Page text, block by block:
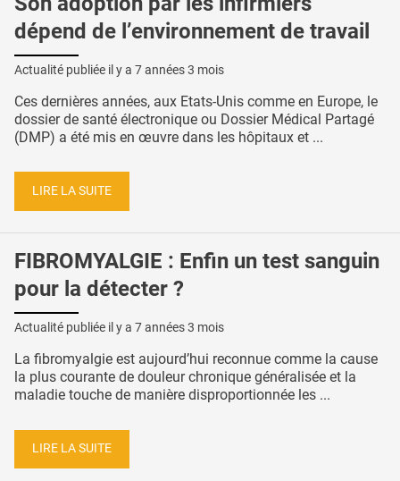
dépend de l’environnement de travail
Actualité publiée il y a 7 années 3 mois
Ces dernières années, aux Etats-Unis comme en Europe, le
dossier de santé électronique ou Dossier Médical Partagé
(DMP) a été mis en œuvre dans les hôpitaux et ...
LIRE LA SUITE
FIBROMYALGIE : Enfin un test sanguin
pour la détecter ?
Actualité publiée il y a 7 années 3 mois
La fibromyalgie est aujourd’hui reconnue comme la cause
la plus courante de douleur chronique généralisée et la
maladie touche de manière disproportionnée les ...
LIRE LA SUITE